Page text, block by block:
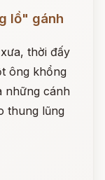
lồ" gánh
thời đấy
ông khổng
những cánh
thung lũng